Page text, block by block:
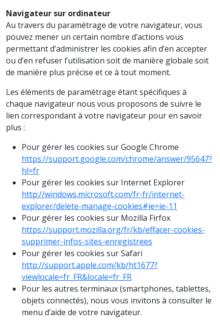
Navigateur sur ordinateur
Au travers du paramétrage de votre navigateur, vous
pouvez mener un certain nombre d’actions vous
permettant d’administrer les cookies afin d’en accepter
ou d’en refuser l’utilisation soit de manière globale soit
de manière plus précise et ce à tout moment.
Les éléments de paramétrage étant spécifiques à
chaque navigateur nous vous proposons de suivre le
lien correspondant à votre navigateur pour en savoir
plus :
Pour gérer les cookies sur Google Chrome
https://support.google.com/chrome/answer/95647?
hl=fr
Pour gérer les cookies sur Internet Explorer
http://windows.microsoft.com/fr-fr/internet-
explorer/delete-manage-cookies#ie=ie-11
Pour gérer les cookies sur Mozilla Firfox
https://support.mozilla.org/fr/kb/effacer-cookies-
supprimer-infos-sites-enregistrees
Pour gérer les cookies sur Safari
http://support.apple.com/kb/ht1677?
viewlocale=fr_FR&locale=fr_FR
Pour les autres terminaux (smartphones, tablettes,
objets connectés), nous vous invitons à consulter le
menu d’aide de votre navigateur.